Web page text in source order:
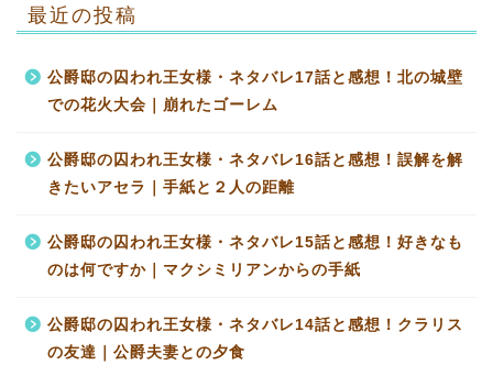
最近の投稿
公爵邸の囚われ王女様・ネタバレ17話と感想！北の城壁
での花火大会｜崩れたゴーレム
公爵邸の囚われ王女様・ネタバレ16話と感想！誤解を解
きたいアセラ｜手紙と２人の距離
公爵邸の囚われ王女様・ネタバレ15話と感想！好きなも
のは何ですか｜マクシミリアンからの手紙
公爵邸の囚われ王女様・ネタバレ14話と感想！クラリス
の友達｜公爵夫妻との夕食